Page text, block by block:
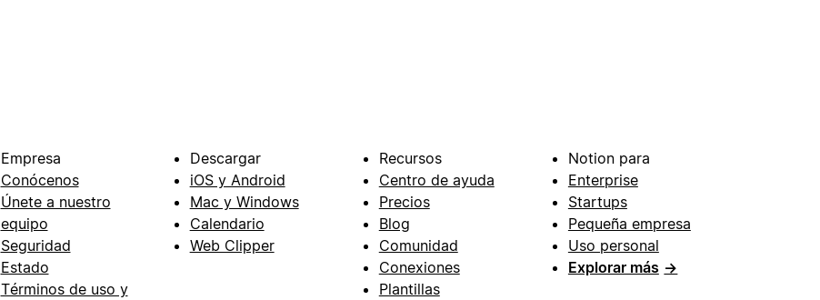
Empresa
Conócenos
Únete a nuestro
equipo
Seguridad
Estado
Términos de uso y
Descargar
iOS y Android
Mac y Windows
Calendario
Web Clipper
Recursos
Centro de ayuda
Precios
Blog
Comunidad
Conexiones
Plantillas
Notion para
Enterprise
Startups
Pequeña empresa
Uso personal
Explorar más →